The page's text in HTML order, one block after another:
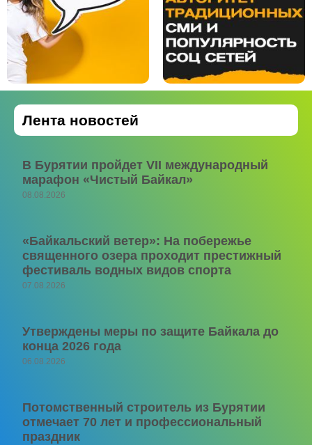
Лента новостей
В Бурятии пройдет VII международный
марафон «Чистый Байкал»
08.08.2026
«Байкальский ветер»: На побережье
священного озера проходит престижный
фестиваль водных видов спорта
07.08.2026
Утверждены меры по защите Байкала до
конца 2026 года
06.08.2026
Потомственный строитель из Бурятии
отмечает 70 лет и профессиональный
праздник